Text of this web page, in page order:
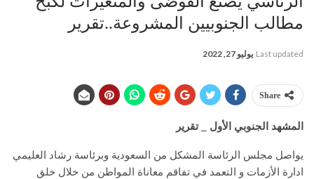
مطالب الجنوبيين المشروعة..تقرير
Last updated يوليو 27, 2022
Share
المشهد الجنوبي الأول _ تقرير
يواصل مجلس الرئاسة المشكل من السعودية وبرئاسة رشاد العليمي
ادارة الأزمات و التعمد في تفاقم معاناة المواطن من خلال خلق